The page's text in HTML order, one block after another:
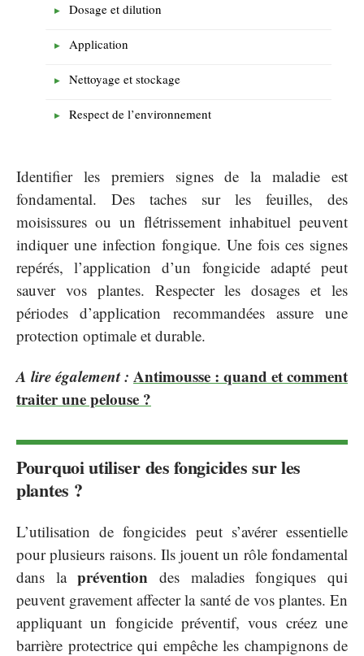
Dosage et dilution
Application
Nettoyage et stockage
Respect de l’environnement
Identifier les premiers signes de la maladie est
fondamental. Des taches sur les feuilles, des
moisissures ou un flétrissement inhabituel peuvent
indiquer une infection fongique. Une fois ces signes
repérés, l’application d’un fongicide adapté peut
sauver vos plantes. Respecter les dosages et les
périodes d’application recommandées assure une
protection optimale et durable.
A lire également : Antimousse : quand et comment
traiter une pelouse ?
Pourquoi utiliser des fongicides sur les
plantes ?
L’utilisation de fongicides peut s’avérer essentielle
pour plusieurs raisons. Ils jouent un rôle fondamental
dans laprévention des maladies fongiques qui
peuvent gravement affecter la santé de vos plantes. En
appliquant un fongicide préventif, vous créez une
barrière protectrice qui empêche les champignons de